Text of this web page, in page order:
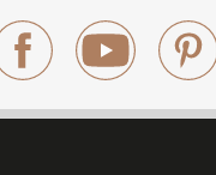
Facebook YouTube